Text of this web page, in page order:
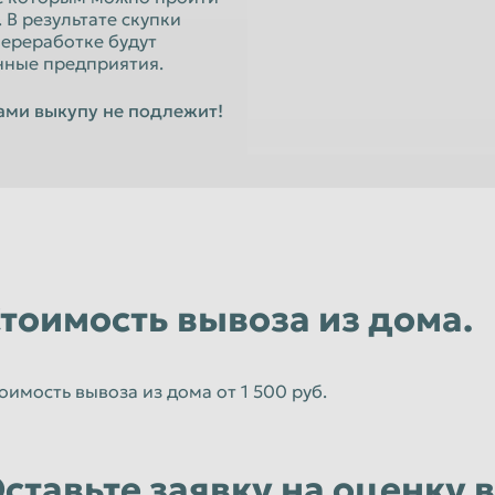
Орёл
Псков
Старый Оскол
Тамбов
результате скупки
будут
предприятия.
выкупу не подлежит!
вывоза из дома.
вывоза из дома от 1 500 руб.